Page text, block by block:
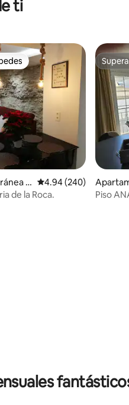
ti
reseñas
e Calificación promedio:
4.94 (240)
de la Roca.
Piso